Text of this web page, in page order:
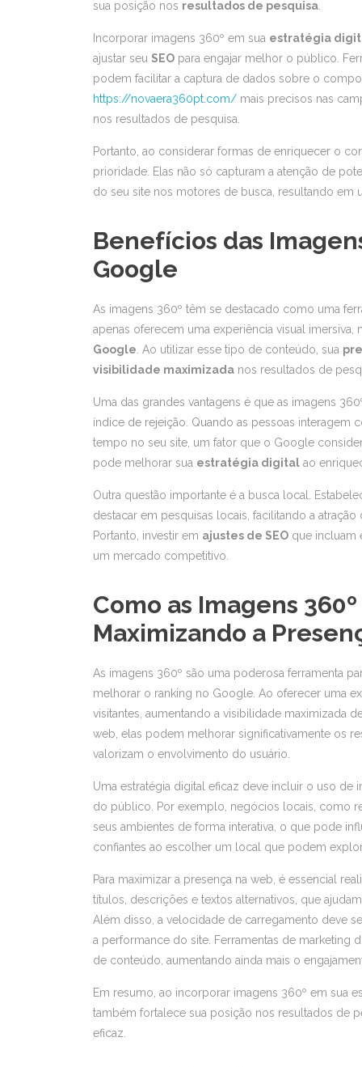
sua posição nos resultados de pesquisa
Incorporar imagens 360º em sua estratégia
ajustar seu SEO para engajar melhor o público.
podem facilitar a captura de dados sobre o
https://novaera360pt.com/ mais precisos nas
nos resultados de pesquisa.
Portanto, ao considerar formas de enriquecer o
prioridade. Elas não só capturam a atenção de
do seu site nos motores de busca, resultando em
Benefícios das
Google
As imagens 360º têm se destacado como uma
apenas oferecem uma experiência visual
Google . Ao utilizar esse tipo de conteúdo, sua
visibilidade maximizada nos resultados de
Uma das grandes vantagens é que as imagens
índice de rejeição. Quando as pessoas interagem
tempo no seu site, um fator que o Google
pode melhorar sua estratégia digital ao
Outra questão importante é a busca local.
destacar em pesquisas locais, facilitando a
Portanto, investir em ajustes de SEO que incluam
um mercado competitivo.
Como as Imagens
Maximizando a
As imagens 360º são uma poderosa ferramenta
melhorar o ranking no Google. Ao oferecer uma
visitantes, aumentando a visibilidade maximizada
web, elas podem melhorar significativamente os
valorizam o envolvimento do usuário.
Uma estratégia digital eficaz deve incluir o uso de
do público. Por exemplo, negócios locais, como
seus ambientes de forma interativa, o que pode
confiantes ao escolher um local que podem
Para maximizar a presença na web, é essencial
títulos, descrições e textos alternativos, que
Além disso, a velocidade de carregamento deve
a performance do site. Ferramentas de
de conteúdo, aumentando ainda mais o
Em resumo, ao incorporar imagens 360º em sua
também fortalece sua posição nos resultados de
eficaz.